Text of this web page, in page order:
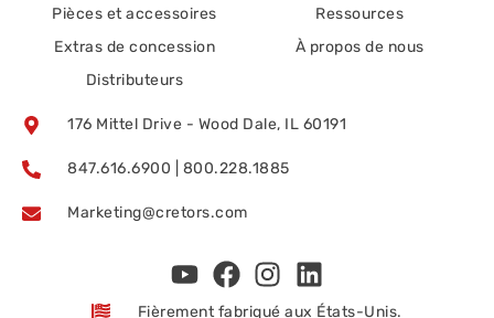
Pièces et accessoires
Extras de concession
Distributeurs
Ressources
À propos de nous
176 Mittel Drive - Wood Dale, IL 60191
847.616.6900 | 800.228.1885
Marketing@cretors.com
Fièrement fabriqué aux États-Unis.